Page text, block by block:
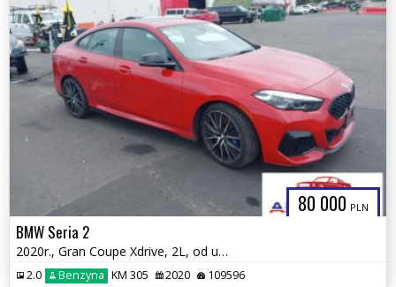
80 000 PLN
BMW Seria 2
2020r., Gran Coupe Xdrive, 2L, od ubezpieczalni
2.0 Benzyna KM 305 2020 109596